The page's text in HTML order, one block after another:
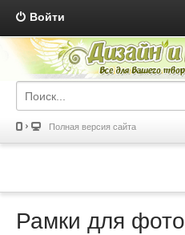
Войти
Полная версия сайта
Рамки для